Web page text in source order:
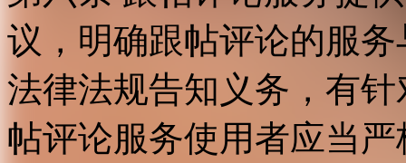
议，明确跟帖评论的服
法律法规告知义务，有
帖评论服务使用者应当